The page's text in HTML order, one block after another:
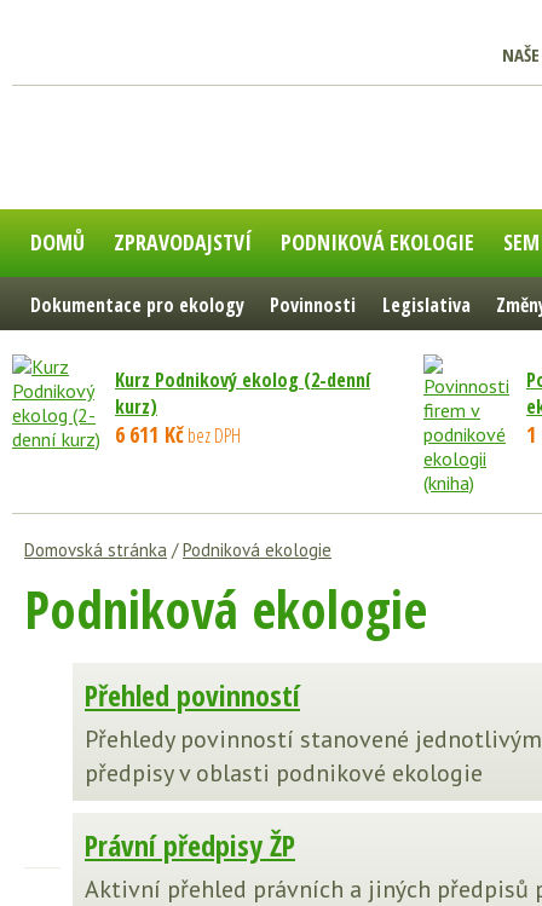
DOMŮ ZPRAVODAJSTVÍ PODNIKOVÁ EKOLOGIE
Dokumentace pro ekology Povinnosti Legislativa
Kurz Podnikový ekolog (2-denní
kurz)
6 611 Kčbez DPH 1
Domovská stránka /Podniková ekologie
Podniková ekologie
Přehled povinností
Přehledy povinností stanovené
předpisy v oblasti podnikové ekologie
Právní předpisy ŽP
Aktivní přehled právních a jiných předpisů